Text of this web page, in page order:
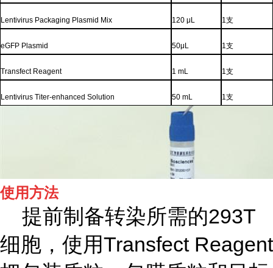
Lentivirus Packaging Plasmid Mix 120 μL 1支
eGFP Plasmid 50μL 1支
Transfect Reagent 1 mL 1支
Lentivirus Titer-enhanced Solution 50 mL 1支
使用方法
提前制备转染所需的293T
细胞，使用Transfect Reagent